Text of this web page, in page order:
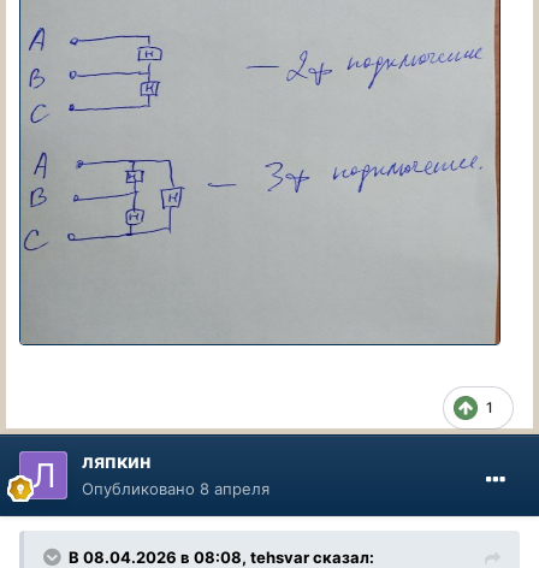
1
ляпкин
Опубликовано 8 апреля
В 08.04.2026 в 08:08, tehsvarсказал: